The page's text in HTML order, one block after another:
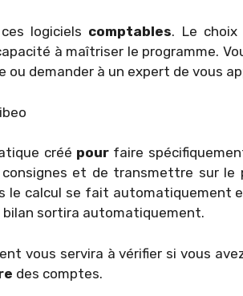
logiciels comptables. Le
à maîtriser le programme.
ou demander à un expert de vous
créé pour faire
et de transmettre sur le
le calcul se fait automatiquement
sortira automatiquement.
vous servira à vérifier si vous
des comptes.